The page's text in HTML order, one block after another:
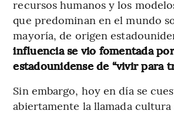
recursos humanos y los
que predominan en el mundo
mayoría, de origen
influencia se vio fomentada
estadounidense de “vivir para
Sin embargo, hoy en día se
abiertamente la llamada